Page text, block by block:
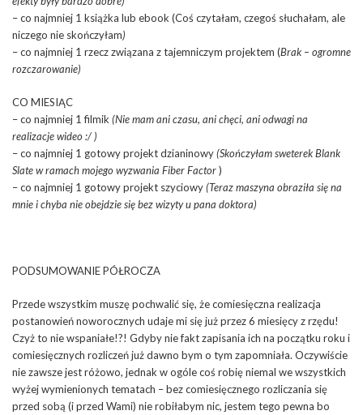
– co najmniej 1 książka lub ebook (Coś czytałam, czegoś słuchałam, ale
niczego nie skończyłam)
– co najmniej 1 rzecz związana z tajemniczym projektem (Brak – ogromne
rozczarowanie)
CO MIESIĄC
– co najmniej 1 filmik(Nie mam ani czasu, ani chęci, ani odwagi na
realizacje wideo :/ )
– co najmniej 1 gotowy projekt dzianinowy(Skończyłam sweterek Blank
Slate w ramach mojego wyzwania Fiber Factor)
– co najmniej 1 gotowy projekt szyciowy(Teraz maszyna obraziła się na
mnie i chyba nie obejdzie się bez wizyty u pana doktora)
PODSUMOWANIE PÓŁROCZA
Przede wszystkim muszę pochwalić się, że comiesięczna realizacja
postanowień noworocznych udaje mi się już przez 6 miesięcy z rzędu!
Czyż to nie wspaniałe!?! Gdyby nie fakt zapisania ich na początku roku i
comiesięcznych rozliczeń już dawno bym o tym zapomniała. Oczywiście
nie zawsze jest różowo, jednak w ogóle coś robię niemal we wszystkich
wyżej wymienionych tematach – bez comiesięcznego rozliczania się
przed sobą (i przed Wami) nie robiłabym nic, jestem tego pewna bo